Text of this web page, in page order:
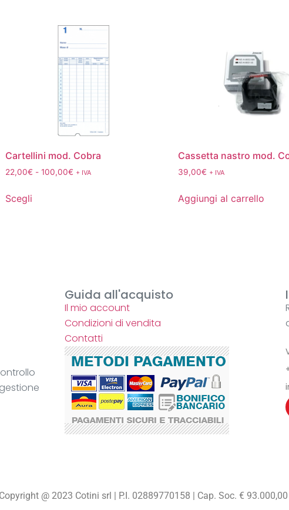
Cartellini mod. Cobra
22,00€ - 100,00€ + IVA
Scegli
Cassetta nastro mod.
39,00€ + IVA
Aggiungi al carrello
Guida all'acquisto
Il mio account
Condizioni di vendita
Contatti
Copyright @ 2023 Cotini srl | P.I. 02889770158 | Cap. Soc. € 93.000,00